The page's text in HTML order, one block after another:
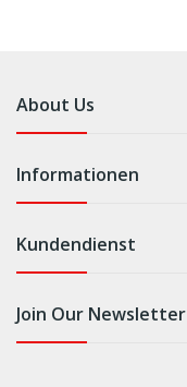
About Us
Informationen
Kundendienst
Join Our Newsletter